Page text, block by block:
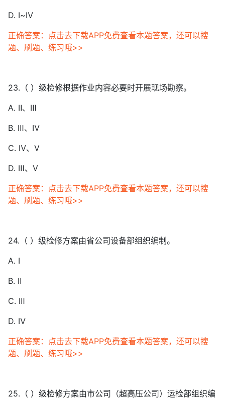
D. Ⅰ~Ⅳ
正确答案：点击去下载APP免费查看本题答案，还可以搜
题、刷题、练习哦>>
23.（ ）级检修根据作业内容必要时开展现场勘察。
A. Ⅱ、Ⅲ
B. Ⅲ、Ⅳ
C. Ⅳ、Ⅴ
D. Ⅲ、Ⅴ
正确答案：点击去下载APP免费查看本题答案，还可以搜
题、刷题、练习哦>>
24.（ ）级检修方案由省公司设备部组织编制。
A. Ⅰ
B. Ⅱ
C. Ⅲ
D. Ⅳ
正确答案：点击去下载APP免费查看本题答案，还可以搜
题、刷题、练习哦>>
25.（ ）级检修方案由市公司（超高压公司）运检部组织编